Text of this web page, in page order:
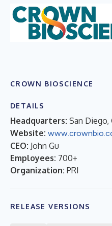
CROWN BIOSCIENCE
DETAILS
Headquarters: San Diego,
Website:
CEO: John Gu
Employees: 700+
Organization: PRI
RELEASE VERSIONS